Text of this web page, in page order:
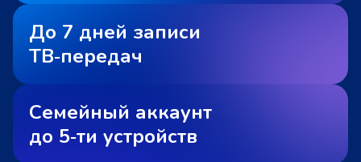
До 7 дней записи
ТВ‑передач
Семейный аккаунт
до 5‑ти устройств